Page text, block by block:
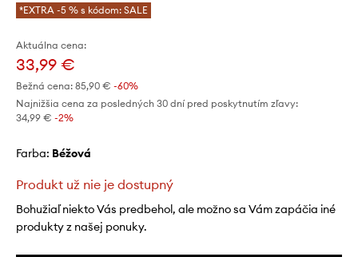
*EXTRA -5 % s kódom: SALE
Aktuálna cena:
33,99 €
Bežná cena: 85,90 € -60%
Najnižšia cena za posledných 30 dní pred poskytnutím zľavy:
34,99 € -2%
Farba: béžová
Produkt už nie je dostupný
Bohužiaľ niekto Vás predbehol, ale možno sa Vám zapáčia iné
produkty z našej ponuky.